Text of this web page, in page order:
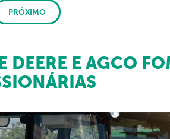
PRÓXIMO
DEERE E AGCO